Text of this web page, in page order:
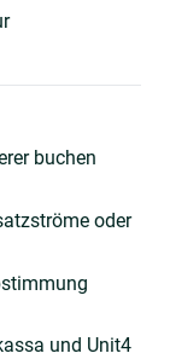
buchen
oder
und Unit4